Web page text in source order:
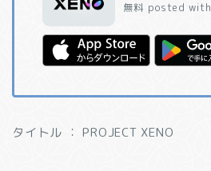
無料 posted with
タイトル ： PROJECT XENO